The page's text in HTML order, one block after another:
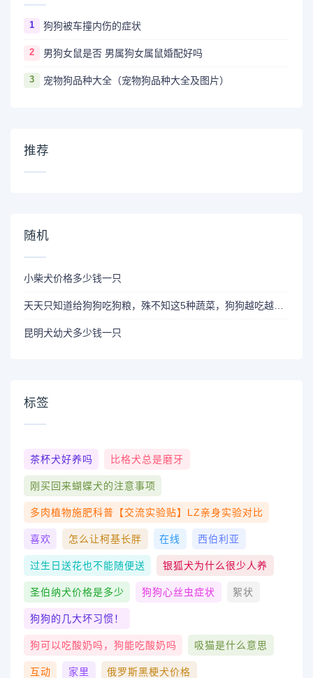
1 狗狗被车撞内伤的症状
2 男狗女鼠是否 男属狗女属鼠婚配好吗
3 宠物狗品种大全（宠物狗品种大全及图片）
推荐
随机
小柴犬价格多少钱一只
昆明犬幼犬多少钱一只
标签
茶杯犬好养吗 比格犬总是磨牙
刚买回来蝴蝶犬的注意事项
多肉植物施肥科普【交流实验贴】LZ亲身实验对比
喜欢 怎么让柯基长胖 在线 西伯利亚
过生日送花也不能随便送 银狐犬为什么很少人养
圣伯纳犬价格是多少 狗狗心丝虫症状 絮状
狗狗的几大坏习惯！
狗可以吃酸奶吗，狗能吃酸奶吗 吸猫是什么意思
互动 家里 俄罗斯黑梗犬价格